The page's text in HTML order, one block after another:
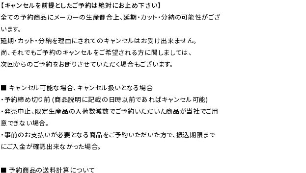
【キャンセルを前提としたご予約は絶対にお止め下さい】
全ての予約商品にメーカーの生産都合上、延期・カット・分納の可能性がござ
います。
延期・カット・分納を理由にされてのキャンセルはお受け出来ません。
尚、それでもご予約のキャンセルをご希望される方に関しましては、
次回からのご予約をお断りさせていただく場合もございます。
■ キャンセル可能な場合、キャンセル扱いとなる場合
・予約締め切り前 (商品説明に記載の日時以前であればキャンセル可能)
・発売中止、限定生産品の入荷数減数でご予約いただいた商品が当社でご用
意できない場合。
・事前のお支払いが必要となる商品をご予約いただいた方で、振込期限まで
にご入金が確認出来なかった場合。
■ 予約商品の送料計算について